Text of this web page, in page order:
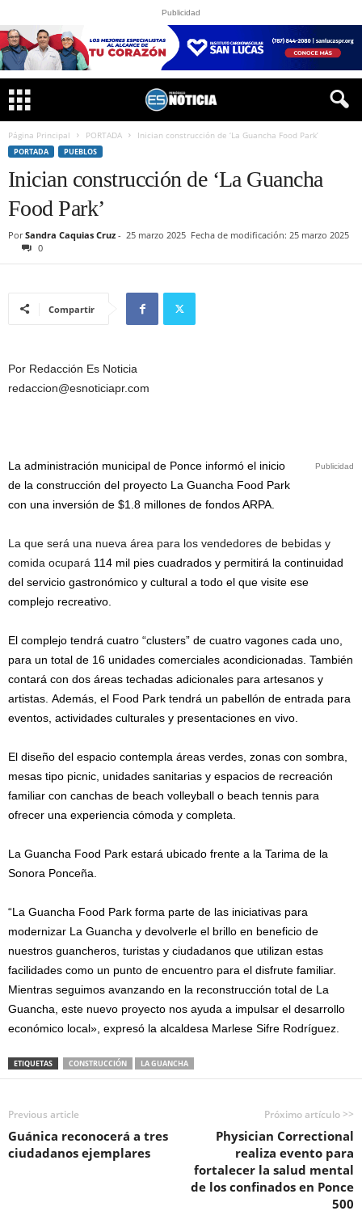
Publicidad
Página Principal PORTADA Inician construcción de ‘La Guancha Food Park’
PORTADA PUEBLOS
Inician construcción de ‘La Guancha
Food Park’
Por Sandra Caquias Cruz - 25 marzo 2025 Fecha de modificación: 25 marzo 2025
0
Compartir
Por Redacción Es Noticia
redaccion@esnoticiapr.com
Publicidad
La administración municipal de Ponce informó el inicio
de la construcción del proyecto La Guancha Food Park
con una inversión de $1.8 millones de fondos ARPA.
La que será una nueva área para los vendedores de bebidas y
comida ocupará 114 mil pies cuadrados y permitirá la continuidad
del servicio gastronómico y cultural a todo el que visite ese
complejo recreativo.
El complejo tendrá cuatro “clusters” de cuatro vagones cada uno,
para un total de 16 unidades comerciales acondicionadas. También
contará con dos áreas techadas adicionales para artesanos y
artistas. Además, el Food Park tendrá un pabellón de entrada para
eventos, actividades culturales y presentaciones en vivo.
El diseño del espacio contempla áreas verdes, zonas con sombra,
mesas tipo picnic, unidades sanitarias y espacios de recreación
familiar con canchas de beach volleyball o beach tennis para
ofrecer una experiencia cómoda y completa.
La Guancha Food Park estará ubicado frente a la Tarima de la
Sonora Ponceña.
“La Guancha Food Park forma parte de las iniciativas para
modernizar La Guancha y devolverle el brillo en beneficio de
nuestros guancheros, turistas y ciudadanos que utilizan estas
facilidades como un punto de encuentro para el disfrute familiar.
Mientras seguimos avanzando en la reconstrucción total de La
Guancha, este nuevo proyecto nos ayuda a impulsar el desarrollo
económico local», expresó la alcaldesa Marlese Sifre Rodríguez.
ETIQUETAS CONSTRUCCIÓN LA GUANCHA
Previous article
Guánica reconocerá a tres
ciudadanos ejemplares
Próximo artículo >>
Physician Correctional
realiza evento para
fortalecer la salud mental
de los confinados en Ponce
500